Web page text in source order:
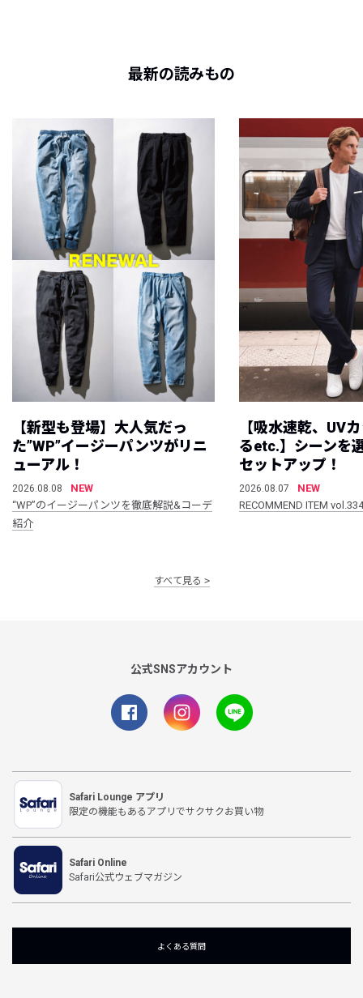
最新の読みもの
【新型も登場】大人気だっ
た”WP”イージーパンツがリニ
ューアル！
2026.08.08
NEW
“WP”のイージーパンツを徹底解説&コーデ
紹介
【吸水速乾、UV
るetc.】シーンを
セットアップ！
2026.08.07
NEW
RECOMMEND ITEM vol.334
すべて見る
公式SNSアカウント
Safari Lounge アプリ
限定の機能もあるアプリでサクサクお買い物
Safari Online
Safari公式ウェブマガジン
よくある質問